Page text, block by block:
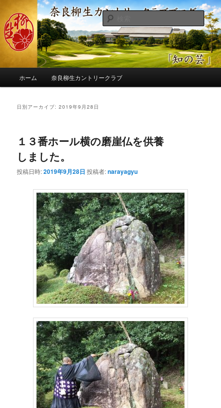
ン
コ
ン
へ
コ
ン
ツ
移
奈良柳生カントリークラブ総支配人
ブログ
季節の話題、クラブの出来事、コースの改修・更新作業、ゴルフに関する随
筆、喜怒哀楽などを気まぐれに発信します。
検
索
ホーム 奈良柳生カントリークラブ
日別アーカイブ:2019年9月28日
１３番ホール横の磨崖仏を供養
しました。
投稿日時:2019年9月28日 投稿者:narayagyu